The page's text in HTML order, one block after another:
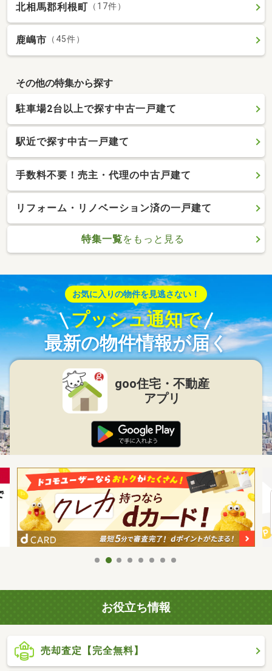
北相馬郡利根町 （17件）
鹿嶋市 （45件）
その他の特集から探す
駐車場2台以上で探す中古一戸建て
駅近で探す中古一戸建て
手数料不要！売主・代理の中古戸建て
リフォーム・リノベーション済の一戸建て
特集一覧をもっと見る
お気に入りの物件を見逃さない！
プッシュ通知で
最新の物件情報が届く
goo住宅・不動産
アプリ
お役立ち情報
売却査定【完全無料】